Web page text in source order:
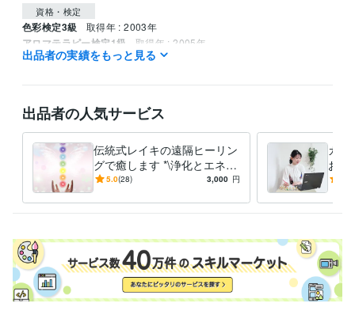
資格・検定
色彩検定3級 取得年 : 2003年
アロマテラピー検定1級 取得年 : 2005年
認定レイキヒーラー 取得年 : 2022年
得意分野
学習指導・資格・キャリア相談
スピリチュアル コーチング ヒーリング カラーセラピー
出品者の実績をもっと見る
出品者の人気サービス
伝統式レイキの遠隔ヒーリン
グで癒します *\浄化とエネル
ギーチャージで整えます/*
5.0(28) 3,000 円
カラ
お聴
って